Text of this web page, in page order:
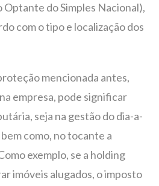
Optante do Simples Nacional),
com o tipo e localização dos
mencionada antes,
empresa, pode significar
seja na gestão do dia-a-
como, no tocante a
exemplo, se a holding
imóveis alugados, o imposto